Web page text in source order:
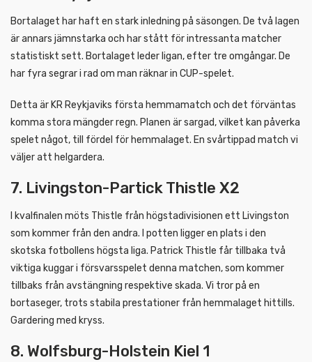
Bortalaget har haft en stark inledning på säsongen. De två lagen
är annars jämnstarka och har stått för intressanta matcher
statistiskt sett. Bortalaget leder ligan, efter tre omgångar. De
har fyra segrar i rad om man räknar in CUP-spelet.
Detta är KR Reykjaviks första hemmamatch och det förväntas
komma stora mängder regn. Planen är sargad, vilket kan påverka
spelet något, till fördel för hemmalaget. En svårtippad match vi
väljer att helgardera.
7. Livingston-Partick Thistle X2
I kvalfinalen möts Thistle från högstadivisionen ett Livingston
som kommer från den andra. I potten ligger en plats i den
skotska fotbollens högsta liga. Patrick Thistle får tillbaka två
viktiga kuggar i försvarsspelet denna matchen, som kommer
tillbaks från avstängning respektive skada. Vi tror på en
bortaseger, trots stabila prestationer från hemmalaget hittills.
Gardering med kryss.
8. Wolfsburg-Holstein Kiel 1